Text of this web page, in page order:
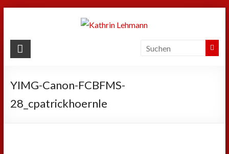
springen
Kathrin
Sport
Business
YIMG-Canon-FCBFMS-
28_cpatrickhoernle